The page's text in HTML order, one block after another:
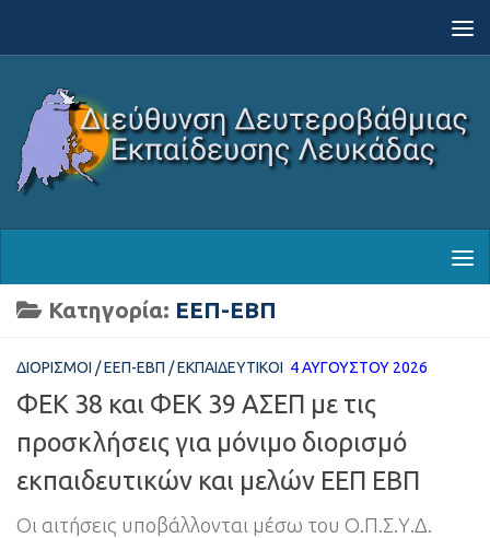
Κατηγορία: ΕΕΠ-ΕΒΠ
ΔΙΟΡΙΣΜΟΊ /ΕΕΠ-ΕΒΠ /ΕΚΠΑΙΔΕΥΤΙΚΟΊ 4 ΑΥΓΟΎΣΤΟΥ 2026
ΦΕΚ 38 και ΦΕΚ 39 ΑΣΕΠ με τις
προσκλήσεις για μόνιμο διορισμό
εκπαιδευτικών και μελών ΕΕΠ ΕΒΠ
Οι αιτήσεις υποβάλλονται μέσω του Ο.Π.Σ.Υ.Δ.